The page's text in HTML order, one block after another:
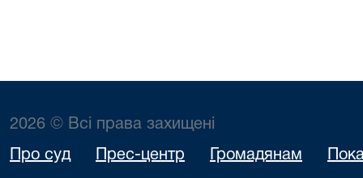
2026 © Всі права захищені
Про суд Прес-центр Громадянам